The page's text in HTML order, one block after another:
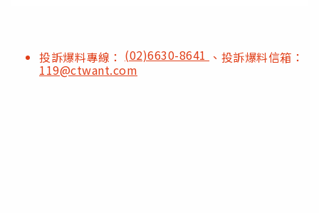
投訴爆料專線： (02)6630-8641 、投訴爆料信箱：
119@ctwant.com